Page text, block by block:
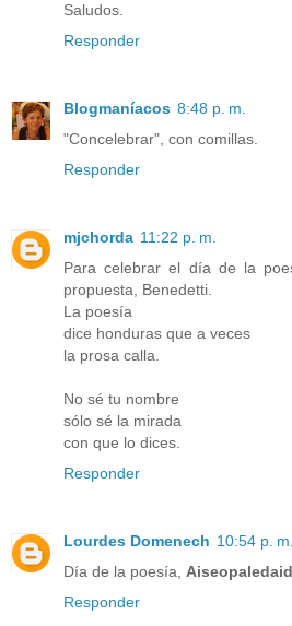
Saludos.
Responder
Blogmaníacos 8:48 p. m.
"Concelebrar", con comillas.
Responder
mjchorda 11:22 p. m.
Para celebrar el día de la
propuesta, Benedetti.
La poesía
dice honduras que a veces
la prosa calla.
No sé tu nombre
sólo sé la mirada
con que lo dices.
Responder
Lourdes Domenech 10:54 p. m.
Día de la poesía, Aiseopaledaid
Responder